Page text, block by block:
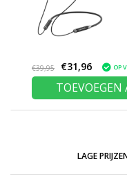
€39,95 €31,96 OP
LAGE